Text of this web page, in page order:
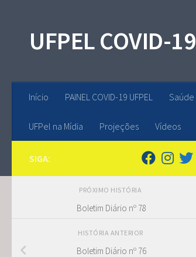
UFPEL COVID-19
Início PAINEL COVID-19 UFPEL Saúde
UFPel na Mídia Projeções Vídeos
SIGA:
PRÓXIMO HISTÓRIA
Boletim Diário nº 78
HISTÓRIA ANTERIOR
Boletim Diário nº 76